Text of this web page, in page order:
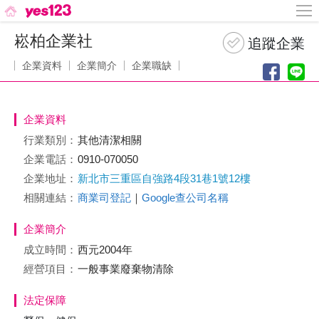
崧柏企業社
企業資料 企業簡介 企業職缺
企業資料
行業類別： 其他清潔相關
企業電話： 0910-070050
企業地址： 新北市三重區自強路4段31巷1號12樓
相關連結： 商業司登記 ｜ Google查公司名稱
企業簡介
成立時間： 西元2004年
經營項目： 一般事業廢棄物清除
法定保障